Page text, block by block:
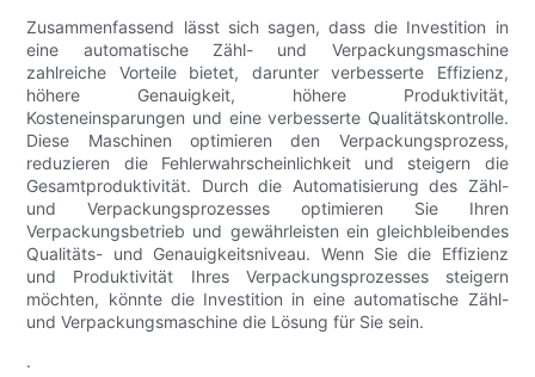
Zusammenfassend lässt sich sagen, dass die Investition in
eine automatische Zähl- und Verpackungsmaschine
zahlreiche Vorteile bietet, darunter verbesserte Effizienz,
höhere Genauigkeit, höhere Produktivität,
Kosteneinsparungen und eine verbesserte Qualitätskontrolle.
Diese Maschinen optimieren den Verpackungsprozess,
reduzieren die Fehlerwahrscheinlichkeit und steigern die
Gesamtproduktivität. Durch die Automatisierung des Zähl-
und Verpackungsprozesses optimieren Sie Ihren
Verpackungsbetrieb und gewährleisten ein gleichbleibendes
Qualitäts- und Genauigkeitsniveau. Wenn Sie die Effizienz
und Produktivität Ihres Verpackungsprozesses steigern
möchten, könnte die Investition in eine automatische Zähl-
und Verpackungsmaschine die Lösung für Sie sein.
.